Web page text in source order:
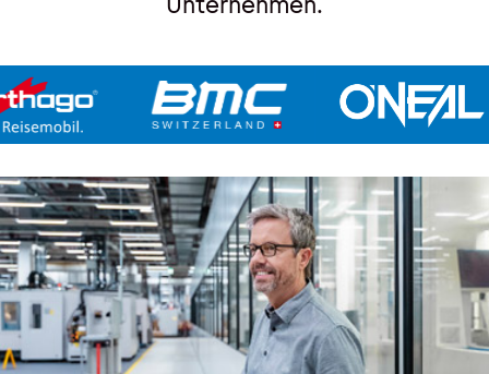
Wir sind pmOne
Partner & Technologie
Jobs & Karriere
Kontakt
Kontakt, Impressum
Datenschutz